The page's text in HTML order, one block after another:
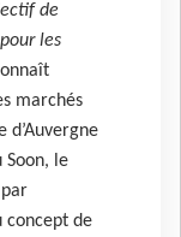
de
les
marchés
Soon, le
concept de